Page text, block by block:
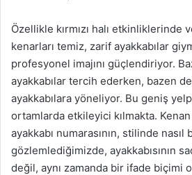
Özellikle kırmızı halı
kenarları temiz, zarif ayakkabılar
profesyonel imajını güçlendiriyor.
ayakkabılar tercih ederken, bazen
ayakkabılara yöneliyor. Bu geniş
ortamlarda etkileyici kılmakta.
ayakkabı numarasının, stilinde nasıl
gözlemlediğimizde, ayakkabısının
değil, aynı zamanda bir ifade biçimi